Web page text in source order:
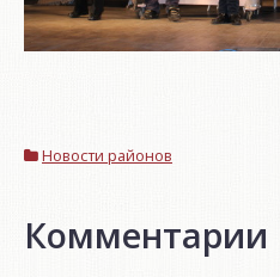
Новости районов
Комментарии